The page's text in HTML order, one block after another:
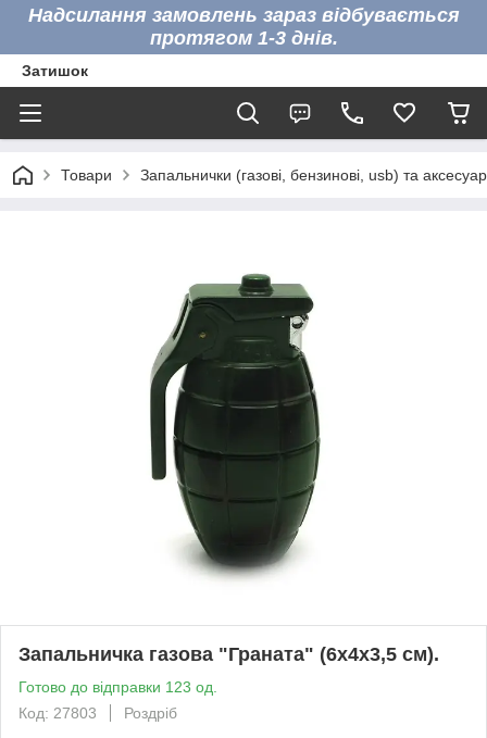
Надсилання замовлень зараз відбувається
протягом 1-3 днів.
Затишок
Товари Запальнички (газові, бензинові, usb) та
Запальничка газова "Граната" (6х4х3,5 см).
Готово до відправки 123 од.
Код: 27803
Роздріб